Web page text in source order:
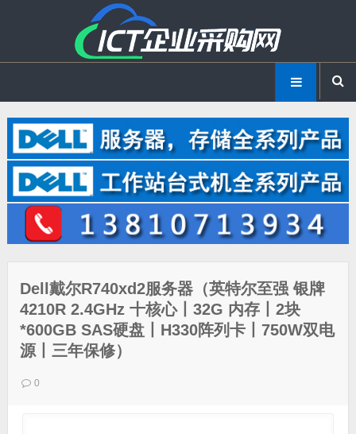
Dell戴尔R740xd2服务器（英特尔至强 银牌
4210R 2.4GHz 十核心丨32G 内存丨2块
*600GB SAS硬盘丨H330阵列卡丨750W双电
源丨三年保修）
0